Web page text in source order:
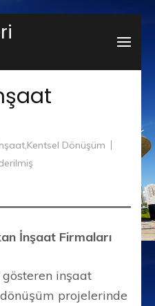
,Kentsel Dönüşüm
İnşaat Firmaları
inşaat
projelerinde